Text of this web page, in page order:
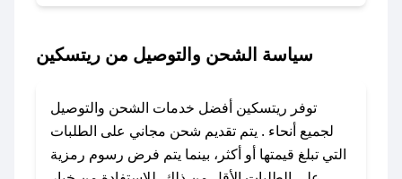
باستخدام تطبيق صحصح، يمكنك العثور بسهولة على
تواصل معنا عبر تويتر أو البريد الإلكتروني لإضافته
بسرعة.
سياسة الشحن والتوصيل من ريتسكين
توفر ريتسكين أفضل خدمات الشحن والتوصيل
لجميع أنحاء . يتم تقديم شحن مجاني على الطلبات
التي تبلغ قيمتها أو أكثر، بينما يتم فرض رسوم رمزية